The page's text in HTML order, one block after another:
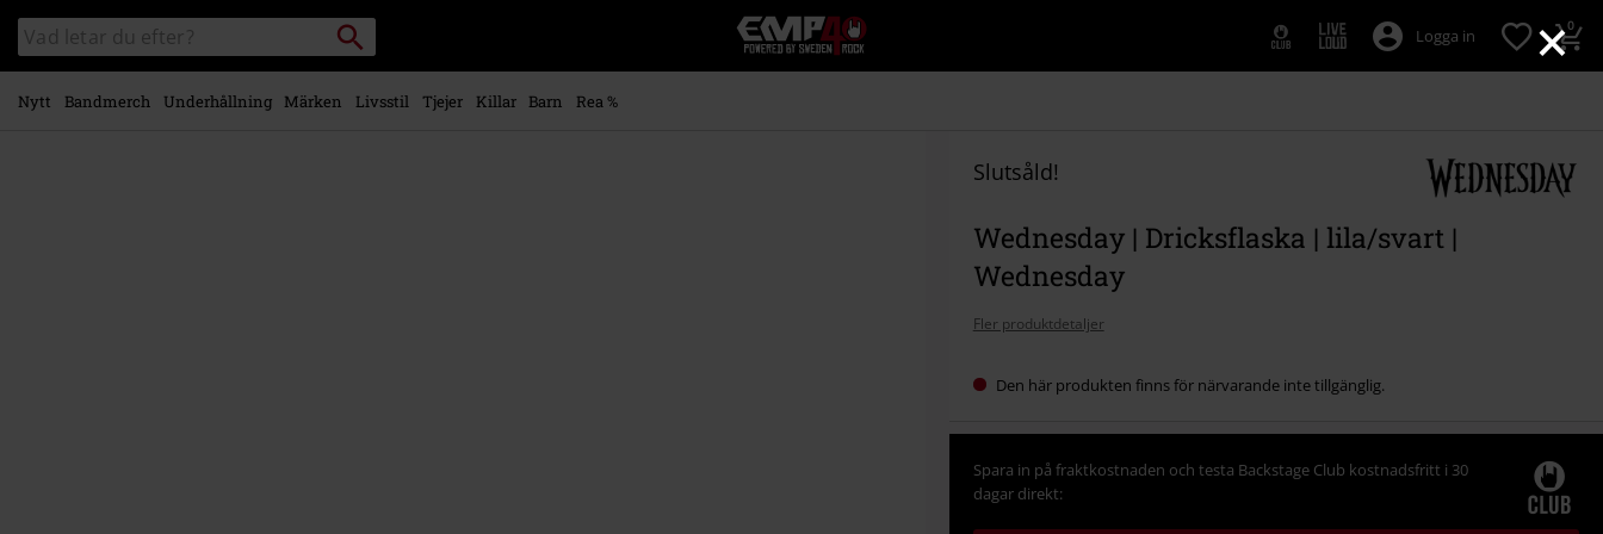
×
Gå till
huvudinnehåll
Sök
i
katalogen
Sök
EMP
-
Musik,
Logga in 0
Nytt Bandmerch Underhållning Märken Livsstil Tjejer Killar Barn
Rea %
Slutsåld!
Wednesday | Dricksflaska | lila/svart |
Wednesday
Fler produktdetaljer
Den här produkten finns för närvarande inte tillgänglig.
Spara in på fraktkostnaden och testa Backstage Club kostnadsfritt i 30
dagar direkt: